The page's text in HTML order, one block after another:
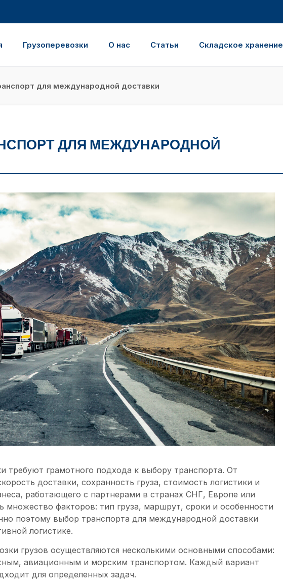
Грузоперевозки О нас Статьи Складское хранение
для международной доставки
ДЛЯ МЕЖДУНАРОДНОЙ
требуют грамотного подхода к выбору транспорта. От
доставки, сохранность груза, стоимость логистики и
работающего с партнерами в странах СНГ, Европе или
факторов: тип груза, маршрут, сроки и особенности
поэтому выбор транспорта для международной доставки
логистике.
грузов осуществляются несколькими основными способами:
авиационным и морским транспортом. Каждый вариант
для определенных задач.